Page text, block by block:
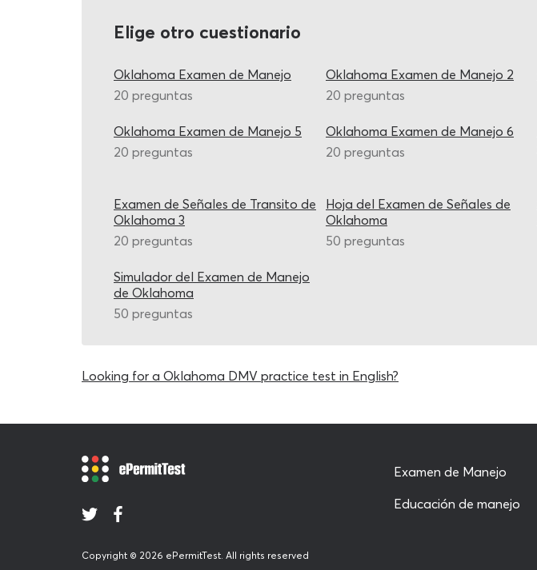
Elige otro cuestionario
Oklahoma Examen de Manejo
20 preguntas
Oklahoma Examen de Manejo 2
20 preguntas
Oklahoma Examen de Manejo 5
20 preguntas
Oklahoma Examen de Manejo 6
20 preguntas
Examen de Señales de Transito de
Oklahoma 3
20 preguntas
Hoja del Examen de Señales de
Oklahoma
50 preguntas
Simulador del Examen de Manejo
de Oklahoma
50 preguntas
Looking for a Oklahoma DMV practice test in English?
Copyright © 2026 ePermitTest. All rights reserved
Examen de Manejo
Educación de manejo